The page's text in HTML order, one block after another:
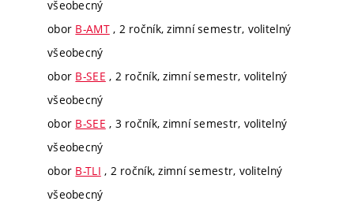
všeobecný
obor B-AMT, 2 ročník, zimní semestr, volitelný
všeobecný
obor B-SEE , 2 ročník, zimní semestr, volitelný
všeobecný
obor B-SEE , 3 ročník, zimní semestr, volitelný
všeobecný
obor B-TLI , 2 ročník, zimní semestr, volitelný
všeobecný